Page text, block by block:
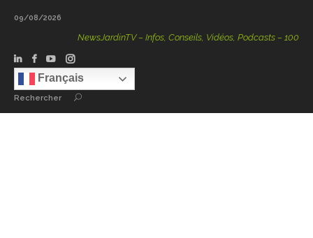
09/08/2026
NewsJardinTV – Infos, Conseils, Vidéos, Podcasts – 100 %
Français
Rechercher